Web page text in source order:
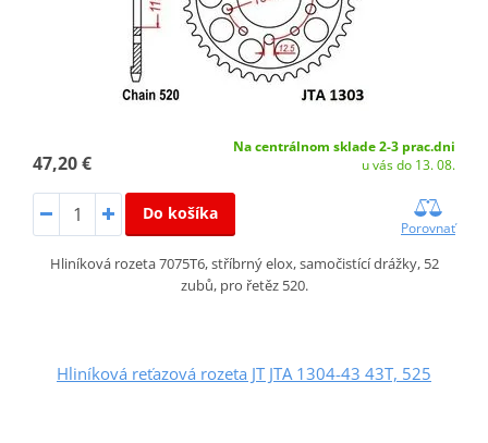
47,20 €
Na centrálnom sklade 2-3 prac.dni
u vás do 13. 08.
Do košíka
Porovnať
Hliníková rozeta 7075T6, stříbrný elox, samočistící drážky, 52
zubů, pro řetěz 520.
Hliníková reťazová rozeta JT JTA 1304-43 43T, 525